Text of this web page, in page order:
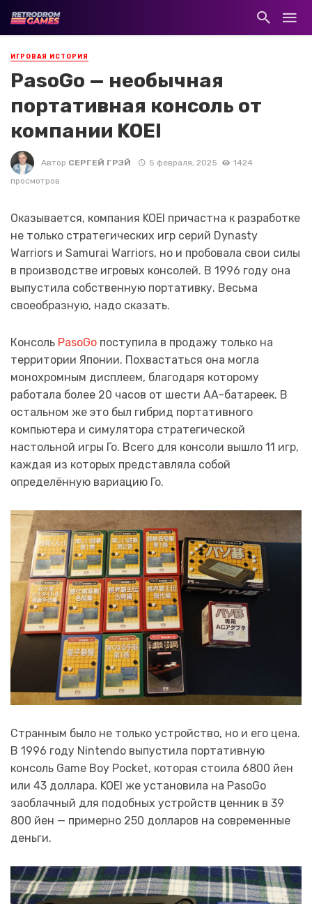
ИГРОВАЯ ИСТОРИЯ
PasoGo — необычная
портативная консоль от
компании KOEI
Автор СЕРГЕЙ ГРЭЙ 5 февраля, 2025
1424
просмотров
Оказывается, компания KOEI причастна к разработке
не только стратегических игр серий Dynasty
Warriors и Samurai Warriors, но и пробовала свои силы
в производстве игровых консолей. В 1996 году она
выпустила собственную портативку. Весьма
своеобразную, надо сказать.
Консоль PasoGo поступила в продажу только на
территории Японии. Похвастаться она могла
монохромным дисплеем, благодаря которому
работала более 20 часов от шести АА-батареек. В
остальном же это был гибрид портативного
компьютера и симулятора стратегической
настольной игры Го. Всего для консоли вышло 11 игр,
каждая из которых представляла собой
определённую вариацию Го.
Странным было не только устройство, но и его цена.
В 1996 году Nintendo выпустила портативную
консоль Game Boy Pocket, которая стоила 6800 йен
или 43 доллара. KOEI же установила на PasoGo
заоблачный для подобных устройств ценник в 39
800 йен — примерно 250 долларов на современные
деньги.